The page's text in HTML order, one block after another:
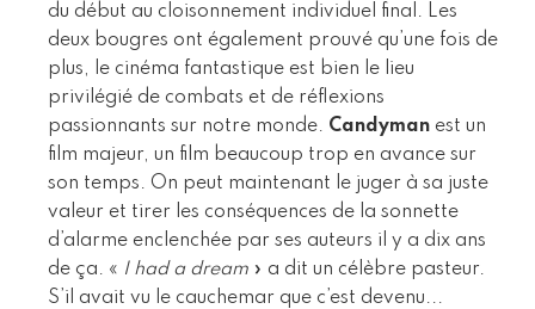
du début au cloisonnement individuel final. Les
deux bougres ont également prouvé qu’une fois de
plus, le cinéma fantastique est bien le lieu
privilégié de combats et de réflexions
passionnants sur notre monde. Candyman est un
film majeur, un film beaucoup trop en avance sur
son temps. On peut maintenant le juger à sa juste
valeur et tirer les conséquences de la sonnette
d’alarme enclenchée par ses auteurs il y a dix ans
de ça. « I had a dream » a dit un célèbre pasteur.
S’il avait vu le cauchemar que c’est devenu...